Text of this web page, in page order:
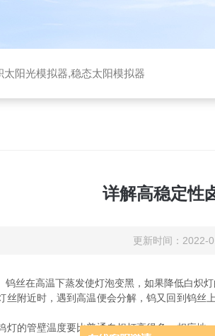
阳光模拟器,稳态太阳模拟器
详解高稳定性
更新时间：
钨丝在高温下蒸发使灯泡变黑，如果降低白炽
附近时，遇到高温便会分解，钨又回到钨
管壁温度要比普通自炽灯高得多。相应地